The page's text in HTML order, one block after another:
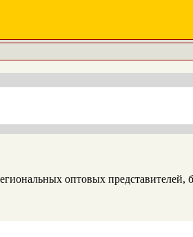
оптовых